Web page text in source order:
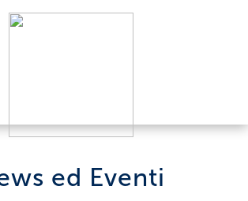
ed Eventi